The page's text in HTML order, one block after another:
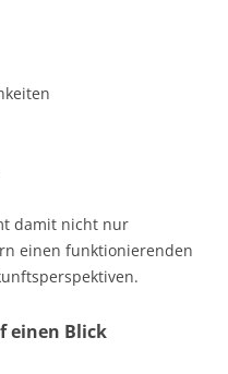
damit nicht nur
einen funktionierenden
einen Blick